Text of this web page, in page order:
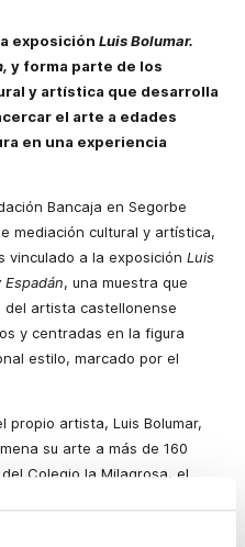
exposición Luis Bolumar.
y forma parte de los
y artística que desarrolla
el arte a edades
en una experiencia
Bancaja en Segorbe
mediación cultural y artística,
vinculado a la exposición Luis
, una muestra que
del artista castellonense
y centradas en la figura
estilo, marcado por el
propio artista, Luis Bolumar,
su arte a más de 160
Colegio la Milagrosa, el